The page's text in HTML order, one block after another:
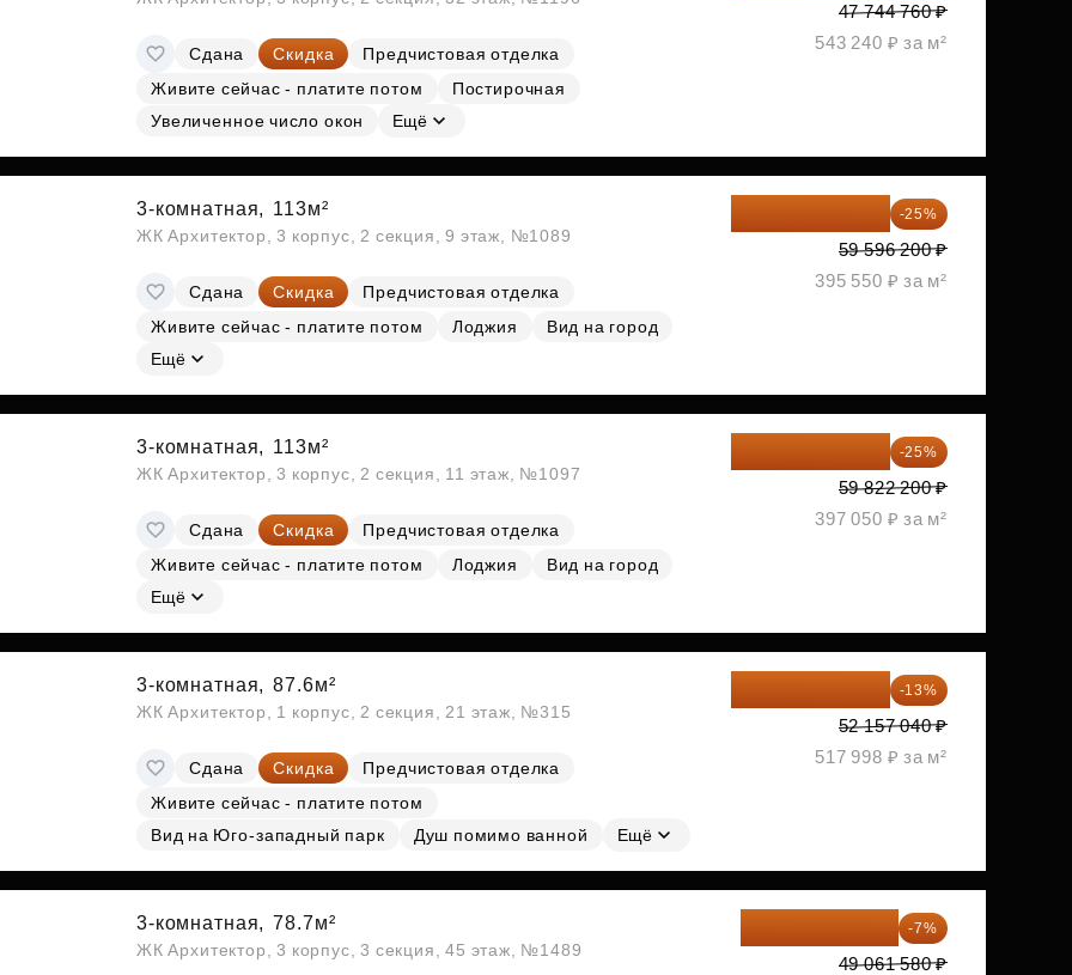
Сдана Скидка
Предчистовая отделка
Живите сейчас - платите потом
Постирочная
Увеличенное число окон
Ещё
47 744 760 ₽
543 240 ₽ за м²
3-комнатная, 113м²
ЖК Архитектор, 3 корпус, 2 секция, 9 этаж, №1089
Сдана Скидка
Предчистовая отделка
Живите сейчас - платите потом
Лоджия
Вид на город
Ещё
-25%
59 596 200 ₽
395 550 ₽ за м²
3-комнатная, 113м²
ЖК Архитектор, 3 корпус, 2 секция, 11 этаж, №1097
Сдана Скидка
Предчистовая отделка
Живите сейчас - платите потом
Лоджия
Вид на город
Ещё
-25%
59 822 200 ₽
397 050 ₽ за м²
3-комнатная, 87.6м²
ЖК Архитектор, 1 корпус, 2 секция, 21 этаж, №315
Сдана Скидка
Предчистовая отделка
Живите сейчас - платите потом
Вид на Юго-западный парк
Душ помимо ванной Ещё
-13%
52 157 040 ₽
517 998 ₽ за м²
3-комнатная, 78.7м²
ЖК Архитектор, 3 корпус, 3 секция, 45 этаж, №1489
45 627 269 ₽ -7%
49 061 580 ₽